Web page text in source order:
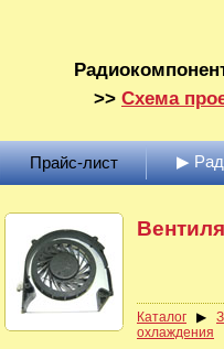
>> Схема
Прайс-лист ▶
Каталог ▶
охлаждения